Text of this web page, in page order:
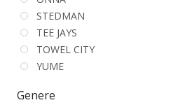
STEDMAN
TEE JAYS
TOWEL CITY
YUME
Genere